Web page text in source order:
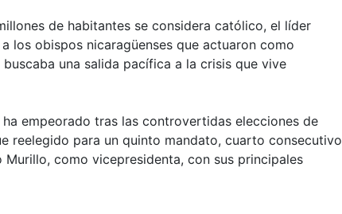
de habitantes se considera católico, el líder
los obispos nicaragüenses que actuaron como
una salida pacífica a la crisis que vive
empeorado tras las controvertidas elecciones de
reelegido para un quinto mandato, cuarto consecutivo
como vicepresidenta, con sus principales